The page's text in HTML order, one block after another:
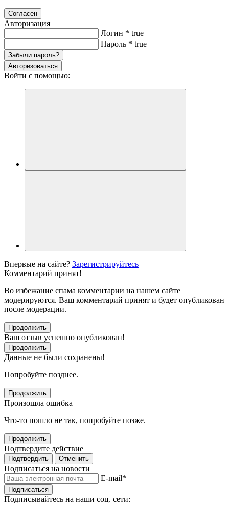
Согласен
Авторизация
Логин * true
Пароль * true
Забыли пароль?
Авторизоваться
Войти с помощью:
Впервые на сайте? Зарегистрируйтесь
Комментарий принят!
Во избежание спама комментарии на нашем сайте
модерируются. Ваш комментарий принят и будет опубликован
после модерации.
Продолжить
Ваш отзыв успешно опубликован!
Продолжить
Данные не были сохранены!
Попробуйте позднее.
Продолжить
Произошла ошибка
Что-то пошло не так, попробуйте позже.
Продолжить
Подтвердите действие
Подтвердить Отменить
Подписаться на новости
E-mail*
Подписаться
Подписывайтесь на наши соц. сети: